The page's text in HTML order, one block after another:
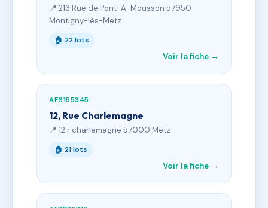
📍 213 Rue de Pont-A-Mousson 57950
Montigny-lès-Metz
🏠 22 lots
Voir la fiche →
AF6155345
12, Rue Charlemagne
📍 12 r charlemagne 57000 Metz
🏠 21 lots
Voir la fiche →